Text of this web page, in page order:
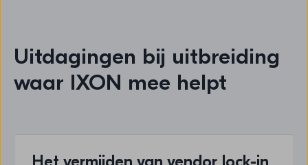
Uitdagingen bij uitbreiding
waar IXON mee helpt